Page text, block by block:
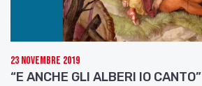
23 Novembre 2019
“E ANCHE GLI ALBERI IO CANTO”